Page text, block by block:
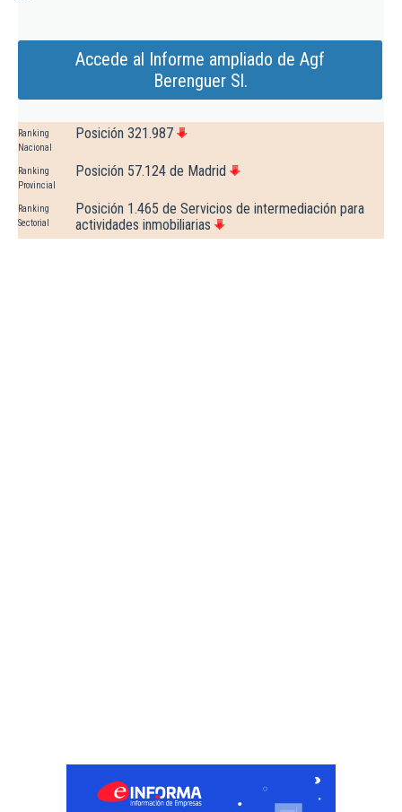
Accede al Informe ampliado de Agf
Berenguer Sl.
Ranking
Nacional
Posición 321.987
Ranking
Provincial
Posición 57.124 de Madrid
Ranking
Sectorial
Posición 1.465 de Servicios de intermediación para
actividades inmobiliarias